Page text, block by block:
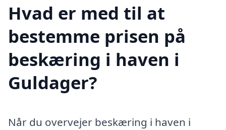
Hvad er med til at
bestemme prisen på
beskæring i haven i
Guldager?
Når du overvejer beskæring i haven i